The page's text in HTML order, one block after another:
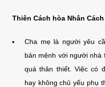
Thiên Cách hòa Nhân Cách
Cha mẹ là người yêu
bản mệnh với người nhà
quá thân thiết. Việc có
hay không chủ yếu phụ